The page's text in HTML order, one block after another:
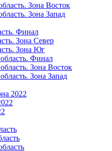
Зона Восток
Зона Запад
Финал
Зона Север
Зона Юг
Финал
Зона Восток
Зона Запад
2022